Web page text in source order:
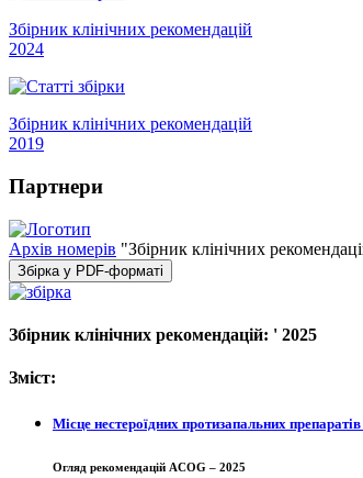
Збірник клінічних рекомендацій
2024
Збірник клінічних рекомендацій
2019
Партнери
Архів номерів "Збірник клінічних
Збірка у PDF-форматі
Збірник клінічних рекомендацій: ' 2025
Зміст:
Місце нестероїдних протизапальних
Огляд рекомендацій ACOG – 2025